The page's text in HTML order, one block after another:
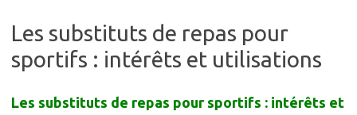
Les substituts de repas pour
sportifs : intérêts et utilisations
Les substituts de repas pour sportifs : intérêts et